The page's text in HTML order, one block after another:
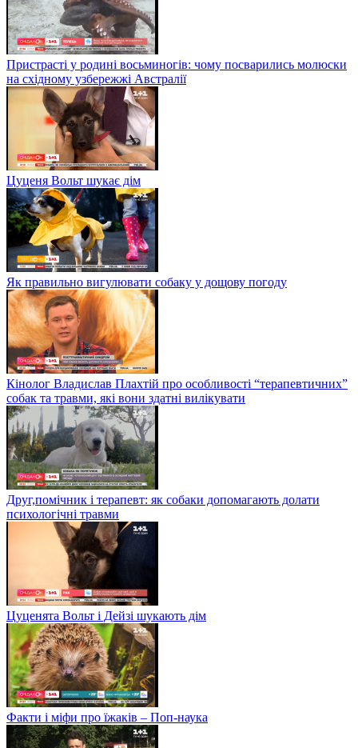
Пристрасті у родині восьминогів: чому посварились молюски
на східному узбережжі Австралії
Цуценя Вольт шукає дім
Як правильно вигулювати собаку у дощову погоду
Кінолог Владислав Плахтій про особливості “терапевтичних”
собак та травми, які вони здатні вилікувати
Друг,помічник і терапевт: як собаки допомагають долати
психологічні травми
Цуценята Вольт і Дейзі шукають дім
Факти і міфи про їжаків – Поп-наука